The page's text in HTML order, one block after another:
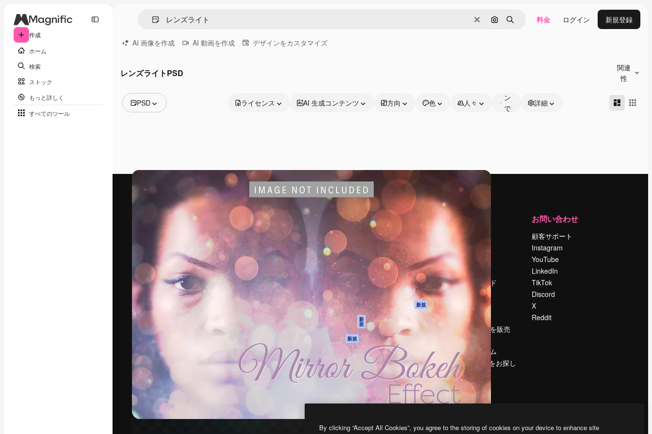
作成
ホーム
検索
ストック
もっと詳しく
すべてのツール
消去 画像で検索
検索 料金 ログイン 新規登録
AI 画像を作成 AI 動画を作成 デザインをカスタマイズ
レンズライトPSD
関連
性
PSD
動画
モーショングラフィックス
動画テンプレート
ライセンス AI 生成コンテンツ 方向 色 人々
ン
で
詳細
最高のクリエイティブ制作を導くためのプラ
ットフォーム。クリエイター、企業、代理
店、スタジオを含む100万人以上が利用して
います。
日本語
Spaces
AI アシスタント
AI 画像生成ツール
AI 動画生成ツール
AI 音声合成ツール
ストックコンテン
ツ
Claude/ChatGPT
向けMCP
新
規
エージェント 新規
モバイルアプリ
すべてのMagnificツ
はじめに
Academy
ドキュメント
サポート
利用規約
プライバシーポリ
シー
オリジナル 新規
クッキーポリシー
トラストセンター
アフィリエイト
法人向け
運営
料金
会社概要
Reviews
採用情報
検索トレンド
ブログ
イベント
Slidesgo
コンテンツを販売
する
プレスルーム
magnific.aiをお探し
ですか？
お問い合わせ
顧客サポート
Instagram
YouTube
LinkedIn
TikTok
Discord
X
Reddit
Freepik Company S.L.U.
By clicking “Accept All Cookies”, you agree to the storing of cookies on your device to enhance site